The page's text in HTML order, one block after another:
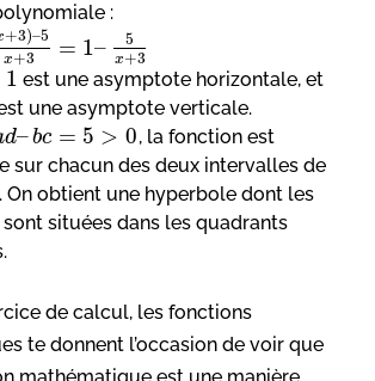
:
+3)–5
x+3 = 1– 5
x+3
1 est une asymptote horizontale, et
une asymptote verticale.
d–bc = 5 > 0, la fonction est
sur chacun des deux intervalles de
On obtient une hyperbole dont les
sont situées dans les quadrants
de calcul, les fonctions
te donnent l’occasion de voir que